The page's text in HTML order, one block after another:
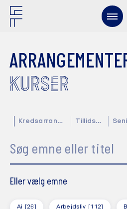
KURSER
Kredsarrangementer Tillidsvalgte
Søg emne eller titel
Eller vælg emne
Ai (26) Arbejdsliv (112)